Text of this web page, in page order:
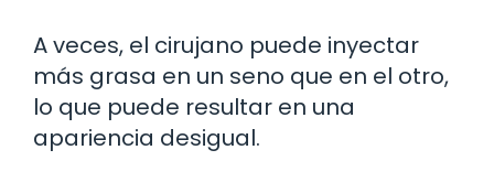
A veces, el cirujano puede inyectar
más grasa en un seno que en el otro,
lo que puede resultar en una
apariencia desigual.